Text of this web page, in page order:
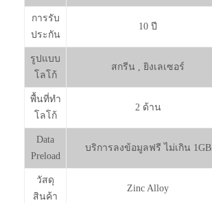
การรับ
ประกัน
10 ปี
รูปแบบ
โลโก้
สกรีน , ยิงเลเซอร์
พื้นที่ทำ
โลโก้
2 ด้าน
Data
Preload
บริการลงข้อมูลฟรี ไม่เกิน 1GB
วัสดุ
สินค้า
Zinc Alloy